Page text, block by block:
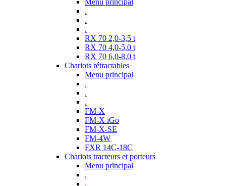
Menu principal
.
.
.
RX 70 2,0-3,5 t
RX 70 4,0-5,0 t
RX 70 6,0-8,0 t
Chariots rétractables
Menu principal
.
.
.
FM-X
FM-X iGo
FM-X-SE
FM-4W
FXR 14C-18C
Chariots tracteurs et porteurs
Menu principal
.
.